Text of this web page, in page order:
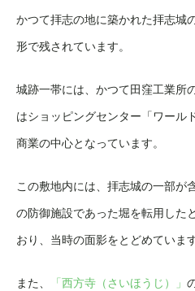
かつて拝志の地に築かれた拝志城
形で残されています。
城跡一帯には、かつて田窪工業所
はショッピングセンター「ワール
商業の中心となっています。
この敷地内には、拝志城の一部が
の防御施設であった堀を転用した
おり、当時の面影をとどめています
また、 「西方寺（さいほうじ）」